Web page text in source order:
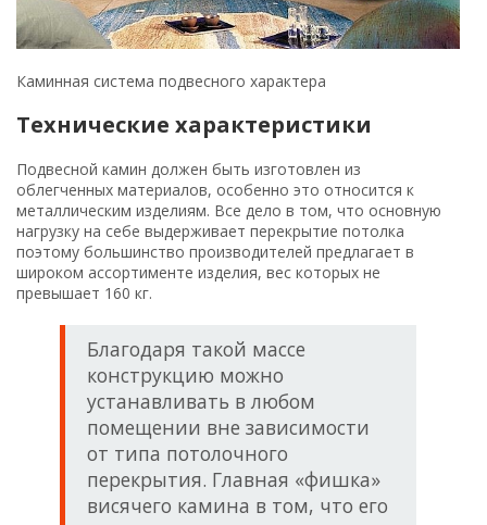
Каминная система подвесного характера
Технические характеристики
Подвесной камин должен быть изготовлен из
облегченных материалов, особенно это относится к
металлическим изделиям. Все дело в том, что основную
нагрузку на себе выдерживает перекрытие потолка
поэтому большинство производителей предлагает в
широком ассортименте изделия, вес которых не
превышает 160 кг.
Благодаря такой массе
конструкцию можно
устанавливать в любом
помещении вне зависимости
от типа потолочного
перекрытия. Главная «фишка»
висячего камина в том, что его